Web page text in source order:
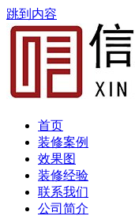
跳到内容
首页
装修案例
效果图
装修经验
联系我们
公司简介